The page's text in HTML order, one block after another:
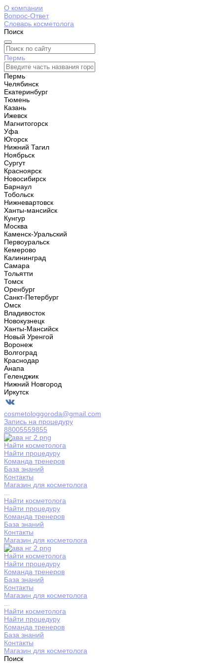
О компании
Вопрос-Ответ
Словарь косметолога
Поиск
Пермь
Пермь
Челябинск
Екатеринбург
Тюмень
Казань
Ижевск
Магнитогорск
Уфа
Югорск
Нижний Тагил
Ноябрьск
Сургут
Красноярск
Новосибирск
Барнаул
Тобольск
Нижневартовск
Ханты-мансийск
Кунгур
Москва
Каменск-Уральский
Первоуральск
Кемерово
Калининград
Самара
Тольятти
Томск
Оренбург
Санкт-Петербург
Омск
Владивосток
Новокузнецк
Ханты-Мансийск
Новый Уренгой
Воронеж
Волгоград
Краснодар
Анапа
Геленджик
Нижний Новгород
Иркутск
cosmetologgoroda@gmail.com
Запись на процедуру
88005559855
Найти косметолога
Найти процедуру
Команда тренеров
База знаний
Контакты
Магазин для косметолога
Найти косметолога
Найти процедуру
Команда тренеров
База знаний
Контакты
Магазин для косметолога
Найти косметолога
Найти процедуру
Команда тренеров
База знаний
Контакты
Магазин для косметолога
Найти косметолога
Найти процедуру
Команда тренеров
База знаний
Контакты
Магазин для косметолога
Поиск